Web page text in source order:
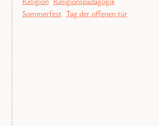
Sommerfest Tag der offenen tür